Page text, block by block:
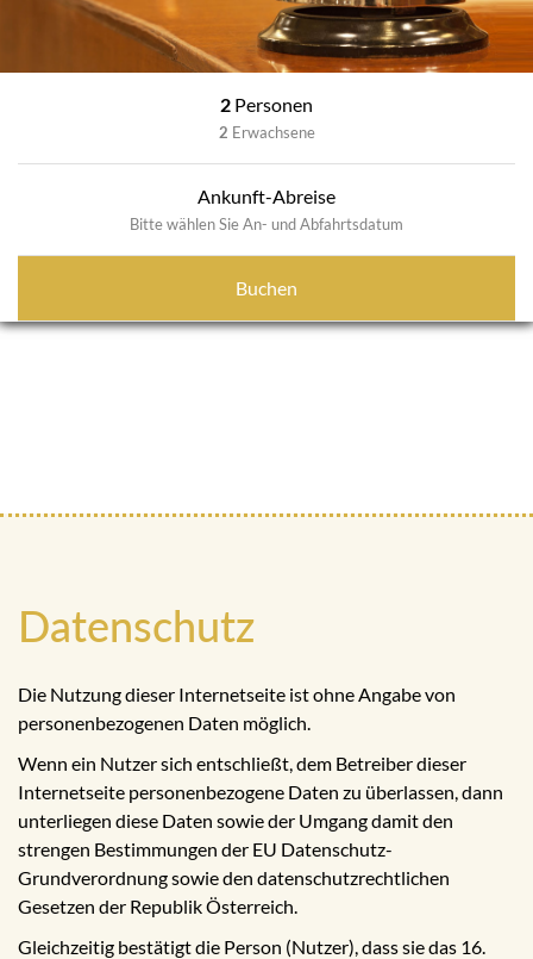
2 Personen
2 Erwachsene
Ankunft-Abreise
Bitte wählen Sie An- und Abfahrtsdatum
Buchen
Datenschutz
Die Nutzung dieser Internetseite ist ohne Angabe von
personenbezogenen Daten möglich.
Wenn ein Nutzer sich entschließt, dem Betreiber dieser
Internetseite personenbezogene Daten zu überlassen, dann
unterliegen diese Daten sowie der Umgang damit den
strengen Bestimmungen der EU Datenschutz-
Grundverordnung sowie den datenschutzrechtlichen
Gesetzen der Republik Österreich.
Gleichzeitig bestätigt die Person (Nutzer), dass sie das 16.